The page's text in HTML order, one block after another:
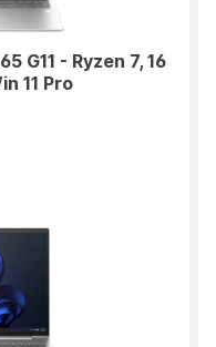
G11 - Ryzen 7, 16
11 Pro